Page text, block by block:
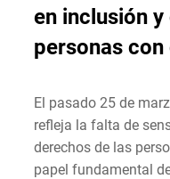
en inclusión
personas
El pasado 25 de
refleja la falta de
derechos de las
papel fundamental